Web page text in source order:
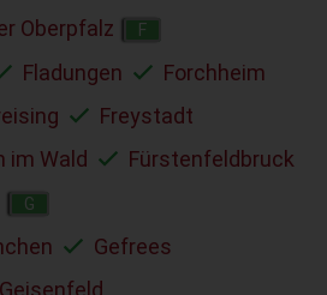
Oberpfalz
F
Fladungen
Forchheim
Freystadt
im Wald
Fürstenfeldbruck
G
Gefrees
Geisenfeld